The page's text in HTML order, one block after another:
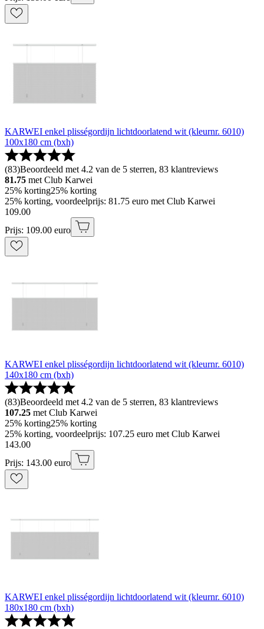
KARWEI enkel plisségordijn lichtdoorlatend wit (kleurnr. 6010)
100x180 cm (bxh)
(83)Beoordeeld met 4.2 van de 5 sterren, 83 klantreviews
81.75 met Club Karwei
25% korting25% korting
25% korting, voordeelprijs: 81.75 euro met Club Karwei
109.00
Prijs: 109.00 euro
KARWEI enkel plisségordijn lichtdoorlatend wit (kleurnr. 6010)
140x180 cm (bxh)
(83)Beoordeeld met 4.2 van de 5 sterren, 83 klantreviews
107.25 met Club Karwei
25% korting25% korting
25% korting, voordeelprijs: 107.25 euro met Club Karwei
143.00
Prijs: 143.00 euro
KARWEI enkel plisségordijn lichtdoorlatend wit (kleurnr. 6010)
180x180 cm (bxh)